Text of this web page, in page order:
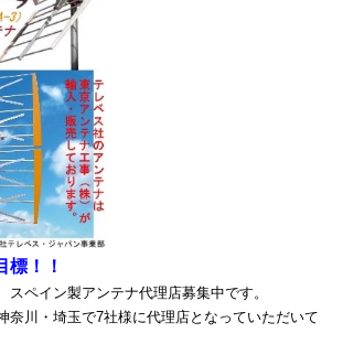
標！！
スペイン製アンテナ代理店募集中です。
奈川・埼玉で7社様に代理店となっていただいて